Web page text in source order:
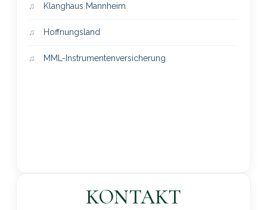
Klanghaus Mannheim
Hoffnungsland
MML-Instrumentenversicherung
KONTAKT